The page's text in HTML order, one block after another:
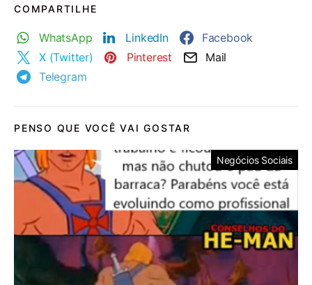
COMPARTILHE
WhatsApp LinkedIn
Facebook
X (Twitter)
Pinterest
Mail
Telegram
PENSO QUE VOCÊ VAI GOSTAR
Negócios Sociais